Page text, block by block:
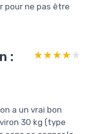
pour ne pas être
:
★★★★★
★★★★★
a un vrai bon
30 kg (type